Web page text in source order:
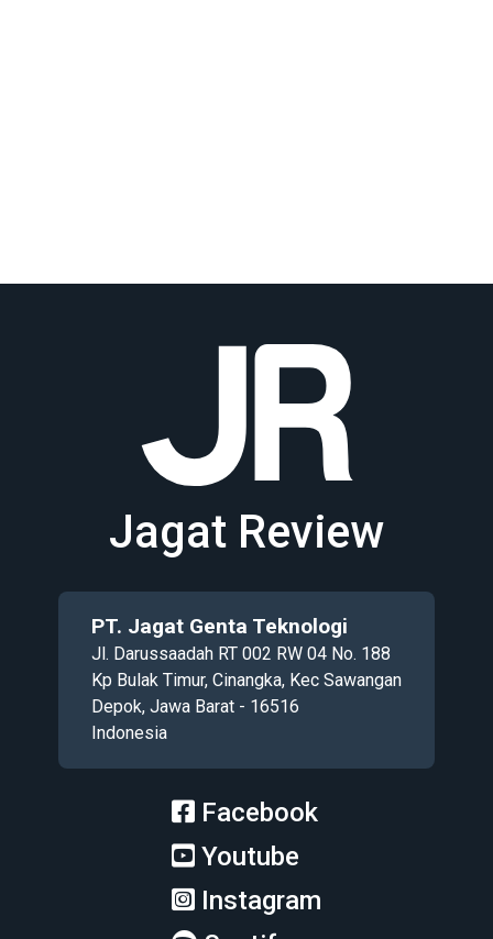
Jagat Review
PT. Jagat Genta Teknologi
Jl. Darussaadah RT 002 RW 04 No. 188
Kp Bulak Timur, Cinangka, Kec Sawangan
Depok, Jawa Barat - 16516
Indonesia
Facebook
Youtube
Instagram